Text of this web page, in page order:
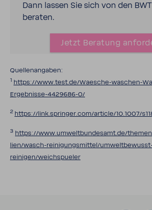
Dann lassen Sie sich von den
beraten.
Jetzt Bera­tung
Quel­len­an­gaben:
1 https://www.test.de/Waesche-​waschen-
Ergebnisse-4429686-0/
2 https://link.springer.com/article/10.1007/
3 https://www.umwelt­bun­desamt.de/
lien/wasch-​reinigungsmittel/
reinigen/weichs­pu­eler